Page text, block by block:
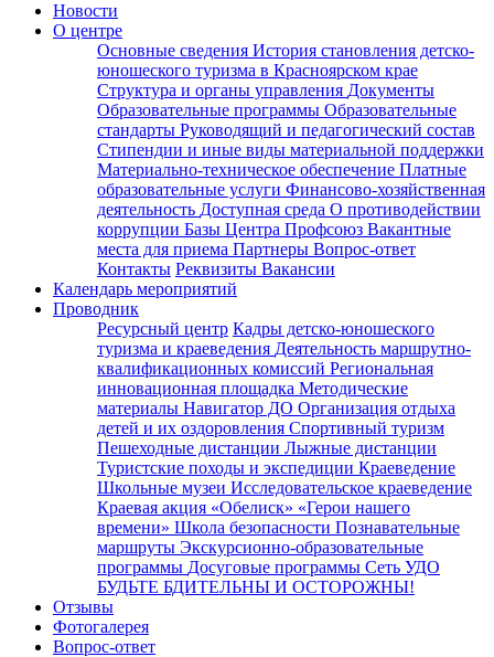
Новости
О центре
Основные сведения История становления детско-
юношеского туризма в Красноярском крае
Структура и органы управления Документы
Образовательные программы Образовательные
стандарты Руководящий и педагогический состав
Стипендии и иные виды материальной поддержки
Материально-техническое обеспечение Платные
образовательные услуги Финансово-хозяйственная
деятельность Доступная среда О противодействии
коррупции Базы Центра Профсоюз Вакантные
места для приема Партнеры Вопрос-ответ
Контакты Реквизиты Вакансии
Календарь мероприятий
Проводник
Ресурсный центр Кадры детско-юношеского
туризма и краеведения Деятельность маршрутно-
квалификационных комиссий Региональная
инновационная площадка Методические
материалы Навигатор ДО Организация отдыха
детей и их оздоровления Спортивный туризм
Пешеходные дистанции Лыжные дистанции
Туристские походы и экспедиции Краеведение
Школьные музеи Исследовательское краеведение
Краевая акция «Обелиск» «Герои нашего
времени» Школа безопасности Познавательные
маршруты Экскурсионно-образовательные
программы Досуговые программы Сеть УДО
БУДЬТЕ БДИТЕЛЬНЫ И ОСТОРОЖНЫ!
Отзывы
Фотогалерея
Вопрос-ответ